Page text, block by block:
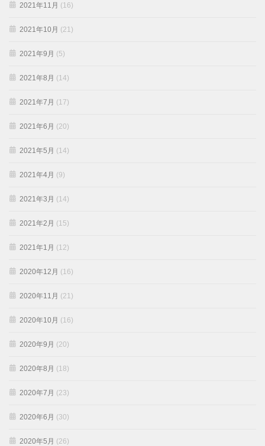
2021年11月 (16)
2021年10月 (21)
2021年9月 (5)
2021年8月 (14)
2021年7月 (17)
2021年6月 (20)
2021年5月 (14)
2021年4月 (9)
2021年3月 (14)
2021年2月 (15)
2021年1月 (12)
2020年12月 (16)
2020年11月 (21)
2020年10月 (16)
2020年9月 (20)
2020年8月 (18)
2020年7月 (23)
2020年6月 (30)
2020年5月 (26)